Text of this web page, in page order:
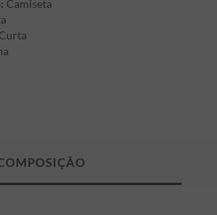
Camiseta
Curta